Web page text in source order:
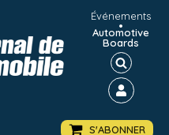
Événements
•
Automotive
Boards
S'ABONNER